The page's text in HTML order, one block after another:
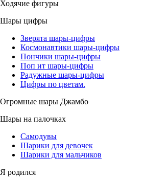
Ходячие фигуры
Шары цифры
Зверята шары-цифры
Космонавтики шары-цифры
Пончики шары-цифры
Поп ит шары-цифры
Радужные шары-цифры
Цифры по цветам.
Огромные шары Джамбо
Шары на палочках
Самодувы
Шарики для девочек
Шарики для мальчиков
Я родился